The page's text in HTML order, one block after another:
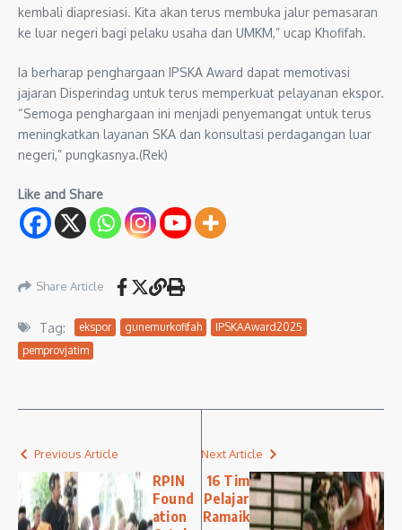
kembali diapresiasi. Kita akan terus membuka jalur pemasaran
ke luar negeri bagi pelaku usaha dan UMKM,” ucap Khofifah.
Ia berharap penghargaan IPSKA Award dapat memotivasi
jajaran Disperindag untuk terus memperkuat pelayanan ekspor.
“Semoga penghargaan ini menjadi penyemangat untuk terus
meningkatkan layanan SKA dan konsultasi perdagangan luar
negeri,” pungkasnya.(Rek)
Like and Share
Share Article
Tag: ekspor gunernurkofifah
IPSKAAward2025
pemprovjatim
Previous Article
RPIN
Found
ation
Next Article
16 Tim
Pelajar
Ramaik